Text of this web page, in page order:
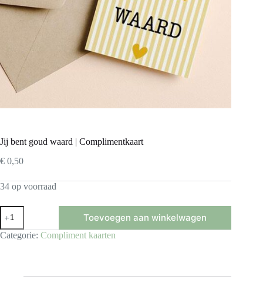
Jij bent goud waard | Complimentkaart
€ 0,50
34 op voorraad
Jij
bent
goud
waard
Toevoegen aan winkelwagen
Categorie: Compliment kaarten